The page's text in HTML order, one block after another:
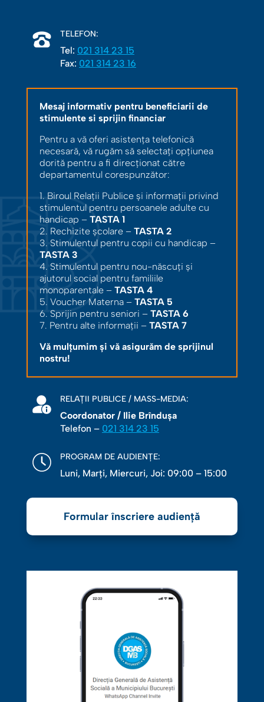
TELEFON:
Tel: 021 314 23 15
Fax: 021 314 23 16
Mesaj informativ pentru beneficiarii de
stimulente si sprijin financiar
Pentru a vă oferi asistența telefonică
necesară, vă rugăm să selectați opțiunea
dorită pentru a fi direcționat către
departamentul corespunzător:
1. Biroul Relații Publice și informații privind
stimulentul pentru persoanele adulte cu
handicap – TASTA 1
2. Rechizite școlare – TASTA 2
3. Stimulentul pentru copii cu handicap –
TASTA 3
4. Stimulentul pentru nou-născuți și
ajutorul social pentru familiile
monoparentale – TASTA 4
5. Voucher Materna – TASTA 5
6. Sprijin pentru seniori – TASTA 6
7. Pentru alte informații – TASTA 7
Vă mulțumim și vă asigurăm de sprijinul
nostru!
RELAȚII PUBLICE / MASS-MEDIA:
Coordonator / Ilie Brîndușa
Telefon – 021 314 23 15
PROGRAM DE AUDIENȚE:
Luni, Marţi, Miercuri, Joi: 09:00 – 15:00
Formular înscriere audiență